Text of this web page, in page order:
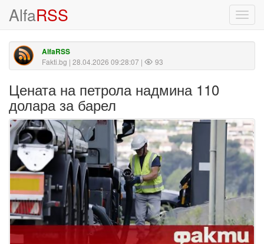
AlfaRSS
AlfaRSS
Fakti.bg | 28.04.2026 09:28:07 | 93
Цената на петрола надмина 110
долара за барел